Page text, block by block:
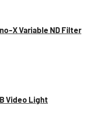
X Variable ND Filter
Video Light